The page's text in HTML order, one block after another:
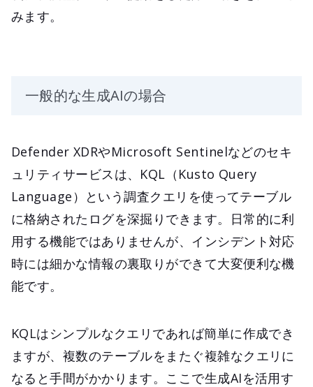
みます。
一般的な生成AIの場合
Defender XDRやMicrosoft Sentinelなどのセキ
ュリティサービスは、KQL（Kusto Query
Language）という調査クエリを使ってテーブル
に格納されたログを深掘りできます。日常的に利
用する機能ではありませんが、インシデント対応
時には細かな情報の裏取りができて大変便利な機
能です。
KQLはシンプルなクエリであれば簡単に作成でき
ますが、複数のテーブルをまたぐ複雑なクエリに
なると手間がかかります。ここで生成AIを活用す